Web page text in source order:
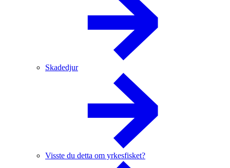
Skadedjur
Visste du detta om yrkesfisket?